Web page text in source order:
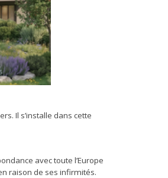
Il s’installe dans cette
avec toute l’Europe
raison de ses infirmités.